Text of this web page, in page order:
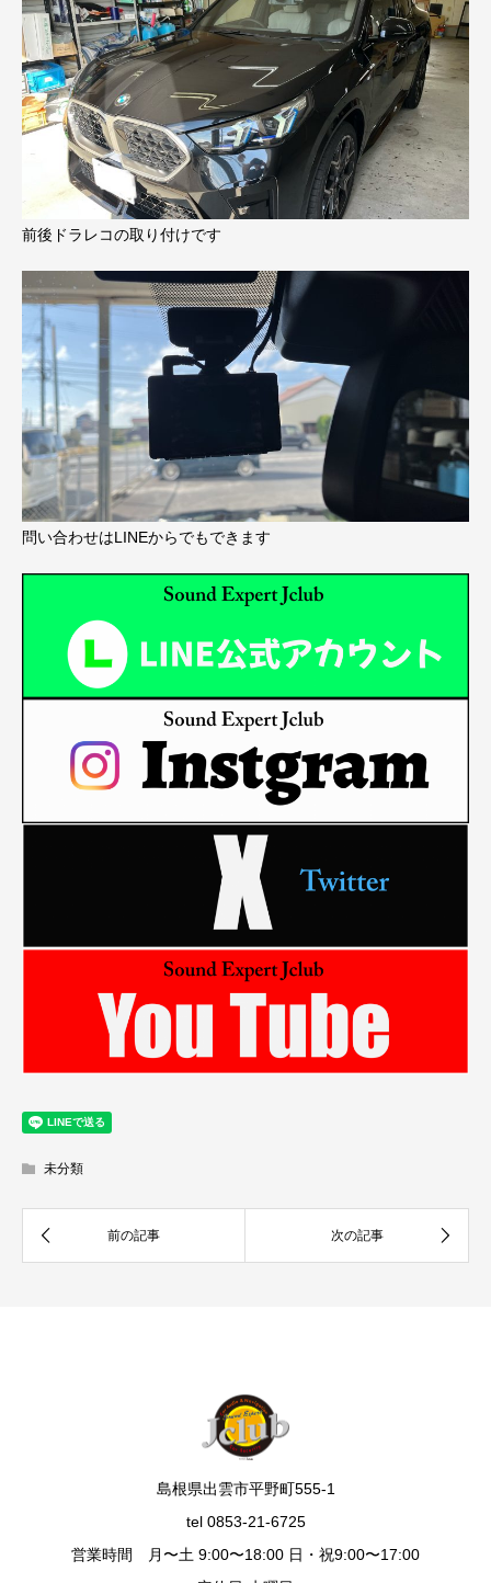
前後ドラレコの取り付けです
問い合わせはLINEからでもできます
未分類
島根県出雲市平野町555-1
tel 0853-21-6725
営業時間 月〜土 9:00〜18:00 日・祝9:00〜17:00